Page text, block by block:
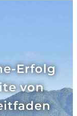
Erfolg
von